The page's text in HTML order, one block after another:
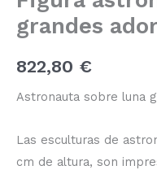
grandes
822,80 €
Astronauta sobre luna
Las esculturas de
cm de altura, son